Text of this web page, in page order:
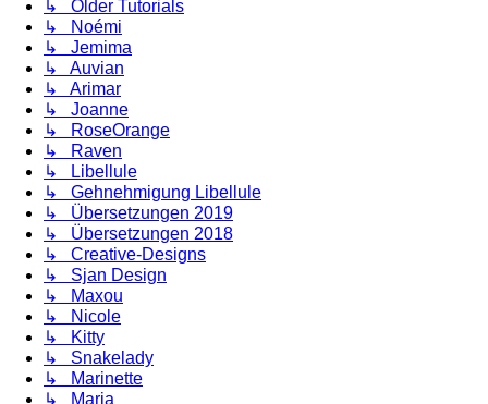
↳ Older Tutorials
↳ Noémi
↳ Jemima
↳ Auvian
↳ Arimar
↳ Joanne
↳ RoseOrange
↳ Raven
↳ Libellule
↳ Gehnehmigung Libellule
↳ Übersetzungen 2019
↳ Übersetzungen 2018
↳ Creative-Designs
↳ Sjan Design
↳ Maxou
↳ Nicole
↳ Kitty
↳ Snakelady
↳ Marinette
↳ Maria